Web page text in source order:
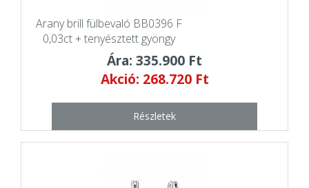
Arany brill fülbevaló BB0396 F
0,03ct + tenyésztett gyöngy
Ára: 335.900 Ft
Akció: 268.720 Ft
Részletek